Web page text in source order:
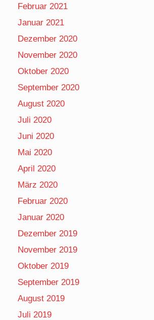
Februar 2021
Januar 2021
Dezember 2020
November 2020
Oktober 2020
September 2020
August 2020
Juli 2020
Juni 2020
Mai 2020
April 2020
März 2020
Februar 2020
Januar 2020
Dezember 2019
November 2019
Oktober 2019
September 2019
August 2019
Juli 2019